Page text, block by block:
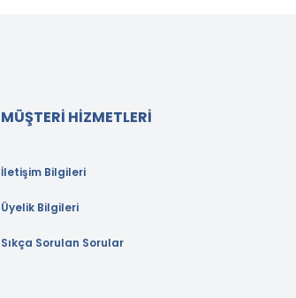
MÜŞTERİ HİZMETLERİ
İletişim Bilgileri
Üyelik Bilgileri
Sıkça Sorulan Sorular